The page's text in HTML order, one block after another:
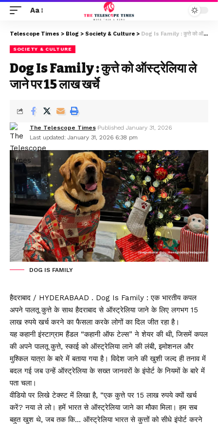
Aa
Telescope Times > Blog > Society & Culture > Dog Is Family : कुत्ते को ऑस्ट्रेलिया ले जाने पर 15 लाख खर्चे
SOCIETY & CULTURE
Dog Is Family : कुत्ते को ऑस्ट्रेलिया ले
जाने पर 15 लाख खर्चे
Last updated: January 31, 2026 6:38 pm
The Telescope Times Published January 31, 2026
DOG IS FAMILY
हैदराबाद / HYDERABAAD . Dog Is Family : एक भारतीय कपल
अपने पालतू कुत्ते के साथ हैदराबाद से ऑस्ट्रेलिया जाने के लिए लगभग 15
लाख रुपये खर्च करने का फैसला करके लोगों का दिल जीत रहा है।
यह कहानी इंस्टाग्राम हैंडल “कहानी ऑफ टेल्स” ने शेयर की थी, जिसमें कपल
की अपने पालतू कुत्ते, स्काई को ऑस्ट्रेलिया लाने की लंबी, इमोशनल और
मुश्किल यात्रा के बारे में बताया गया है। विदेश जाने की खुशी जल्द ही तनाव में
बदल गई जब उन्हें ऑस्ट्रेलिया के सख्त जानवरों के इंपोर्ट के नियमों के बारे में
पता चला।
वीडियो पर लिखे टेक्स्ट में लिखा है, “एक कुत्ते पर 15 लाख रुपये क्यों खर्च
करें? नया ले लो। हमें भारत से ऑस्ट्रेलिया जाने का मौका मिला। हम सब
बहुत खुश थे, जब तक कि… ऑस्ट्रेलिया भारत से कुत्तों को सीधे इंपोर्ट करने